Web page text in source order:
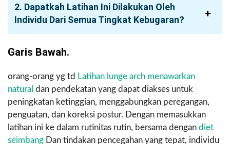
2. Dapatkah Latihan Ini Dilakukan Oleh
Individu Dari Semua Tingkat Kebugaran?
Garis Bawah.
orang-orang yg td Latihan lunge arch menawarkan
natural dan pendekatan yang dapat diakses untuk
peningkatan ketinggian, menggabungkan peregangan,
penguatan, dan koreksi postur. Dengan memasukkan
latihan ini ke dalam rutinitas rutin, bersama dengan diet
seimbang Dan tindakan pencegahan yang tepat, individu